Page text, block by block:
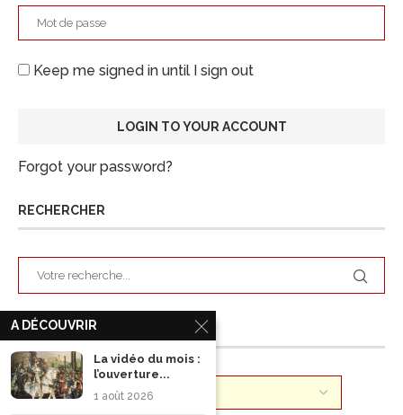
Keep me signed in until I sign out
Forgot your password?
RECHERCHER
ARCHIVES
A DÉCOUVRIR
La vidéo du mois :
l’ouverture...
1 août 2026